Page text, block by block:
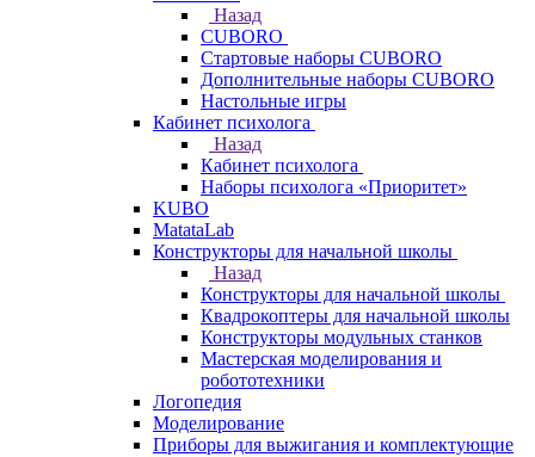
Назад
CUBORO
Стартовые наборы CUBORO
Дополнительные наборы CUBORO
Настольные игры
Кабинет психолога
Назад
Кабинет психолога
Наборы психолога «Приоритет»
KUBO
MatataLab
Конструкторы для начальной школы
Назад
Конструкторы для начальной школы
Квадрокоптеры для начальной школы
Конструкторы модульных станков
Мастерская моделирования и
робототехники
Логопедия
Моделирование
Приборы для выжигания и комплектующие